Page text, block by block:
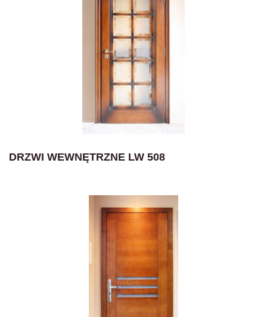
DRZWI WEWNĘTRZNE LW 508